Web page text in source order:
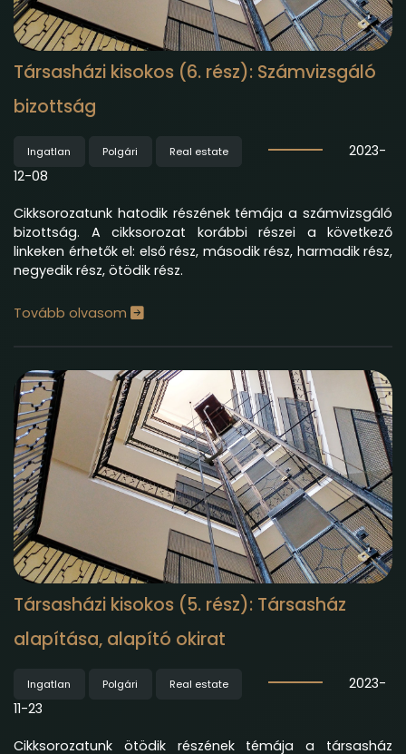
Társasházi kisokos (6. rész): Számvizsgáló
bizottság
Ingatlan Polgári Real estate
2023-
12-08
Cikksorozatunk hatodik részének témája a számvizsgáló
bizottság. A cikksorozat korábbi részei a következő
linkeken érhetők el: első rész, második rész, harmadik rész,
negyedik rész, ötödik rész.
Tovább olvasom
Társasházi kisokos (5. rész): Társasház
alapítása, alapító okirat
Ingatlan Polgári Real estate
2023-
11-23
Cikksorozatunk ötödik részének témája a társasház